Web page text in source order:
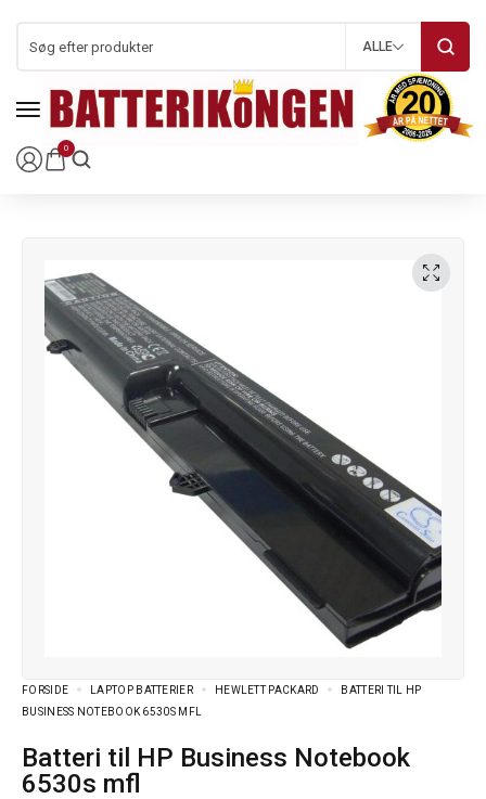
0
ALLE
FORSIDE LAPTOP BATTERIER HEWLETT PACKARD
BATTERI TIL HP
BUSINESS NOTEBOOK 6530S MFL
Batteri til HP Business Notebook
6530s mfl